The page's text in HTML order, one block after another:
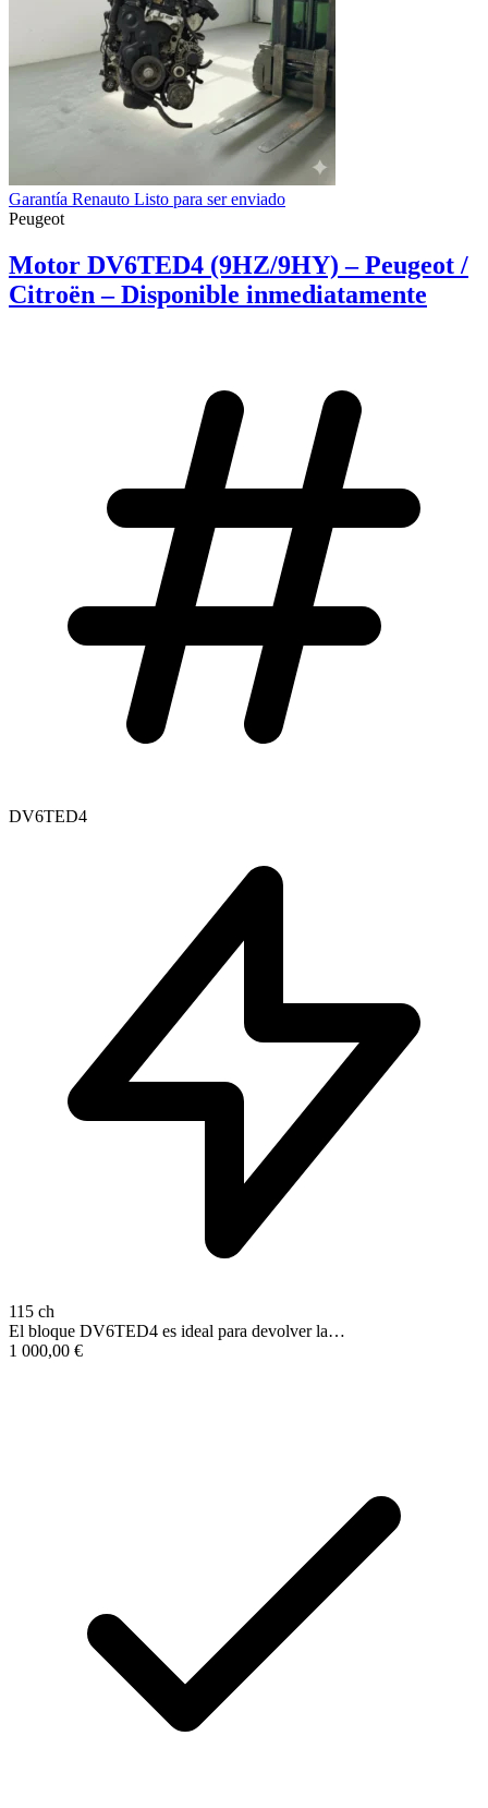
Garantía Renauto Listo para ser enviado
Peugeot
Motor DV6TED4 (9HZ/9HY) – Peugeot /
Citroën – Disponible inmediatamente
DV6TED4
115 ch
El bloque DV6TED4 es ideal para devolver la…
1 000,00 €